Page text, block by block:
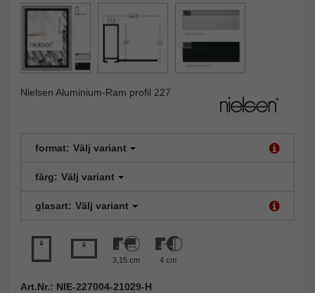
Nielsen Aluminium-Ram profil 227
format: Välj variant
färg: Välj variant
glasart: Välj variant
3,15 cm 4 cm
Art.Nr.: NIE-227004-21029-H